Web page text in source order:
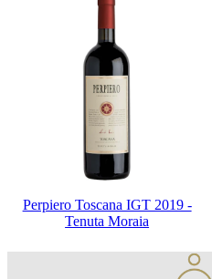
Perpiero Toscana IGT 2019 -
Tenuta Moraia